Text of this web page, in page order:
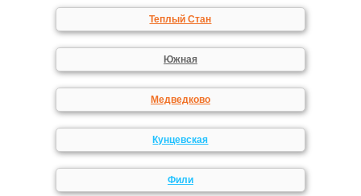
Теплый Стан
Южная
Медведково
Кунцевская
Фили